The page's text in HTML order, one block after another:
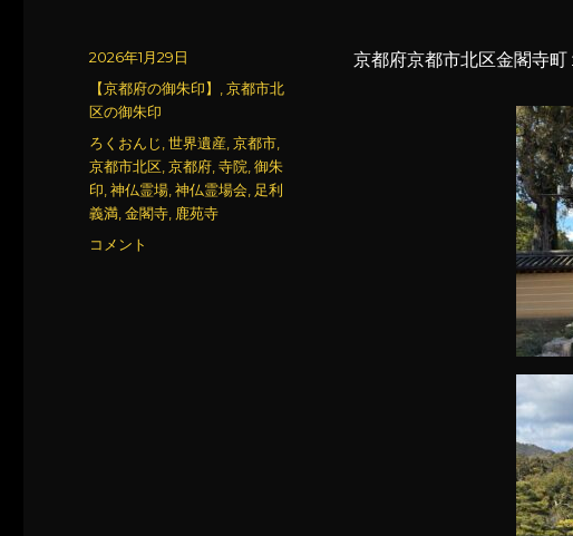
京都府京都市北区金閣寺町
投
稿
日:
2026年1月29日
カ
テ
ゴ
リ
ー
【京都府の御朱印】 ,京都市北
区の御朱印
タ
グ
ろくおんじ ,世界遺産 ,京都市
京都市北区 ,京都府 ,寺院 ,御朱
印 ,神仏霊場 ,神仏霊場会 足利
義満 ,金閣寺 鹿苑寺
金
コメント